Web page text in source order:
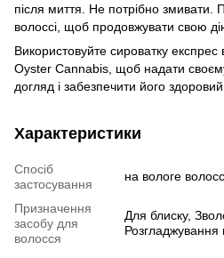
після миття. Не потрібно змивати.
волоссі, щоб продовжувати свою
Використовуйте сироватку експрес
Oyster Cannabis, щоб надати
догляд і забезпечити його здоровий
Характеристики
Спосіб
застосування
на вологе
Призначення
засобу для
волосся
Для блиску,
Розгладжування